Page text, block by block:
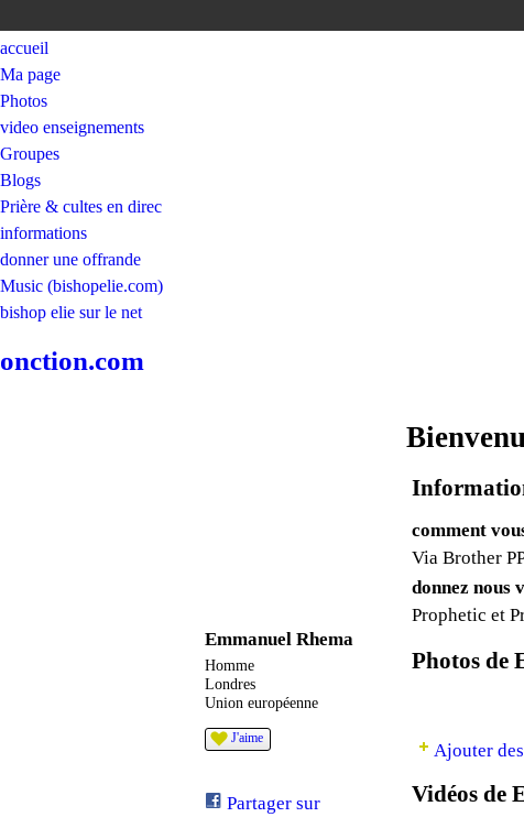
accueil
Ma page
Photos
video enseignements
Groupes
Blogs
Prière & cultes en direc
informations
donner une offrande
Music (bishopelie.com)
bishop elie sur le net
onction.com
Emmanuel Rhema
Homme
Londres
Union européenne
J'aime
Partager sur
comment
Via Brother
donnez nous
Prophetic et
Photos de
Ajouter
Vidéos de